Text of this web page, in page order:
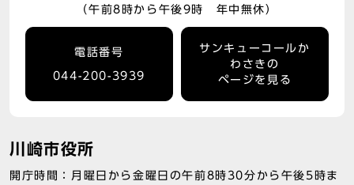
（午前8時から午後9時 年中無休）
電話番号
044-200-3939
サンキューコールか
わさきの
ページを見る
川崎市役所
開庁時間：月曜日から金曜日の午前8時30分から午後5時ま